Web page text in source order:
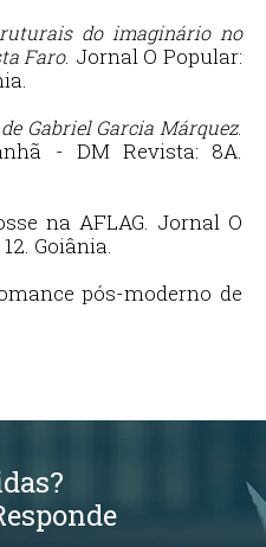
do imaginário no
Faro. Jornal O Popular:
Gabriel Garcia Márquez.
- DM Revista: 8A.
na AFLAG. Jornal O
Goiânia.
pós-moderno de